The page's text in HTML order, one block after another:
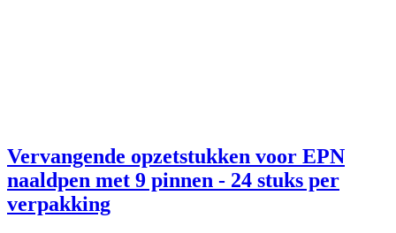
Vervangende opzetstukken voor EPN
naaldpen met 9 pinnen - 24 stuks per
verpakking